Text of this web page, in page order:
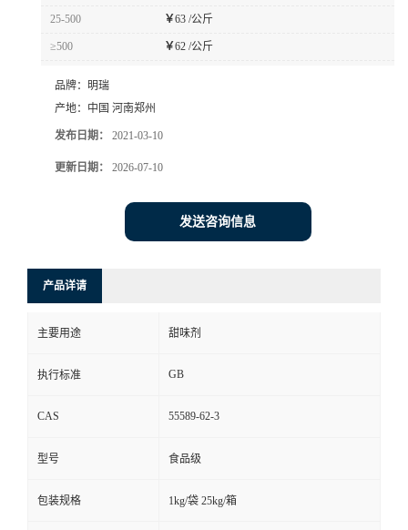
25-500 ￥63 /公斤
≥500 ￥62 /公斤
品牌： 明瑞
产地： 中国 河南郑州
发布日期： 2021-03-10
更新日期： 2026-07-10
发送咨询信息
产品详请
主要用途 甜味剂
执行标准 GB
CAS 55589-62-3
型号 食品级
包装规格 1kg/袋 25kg/箱